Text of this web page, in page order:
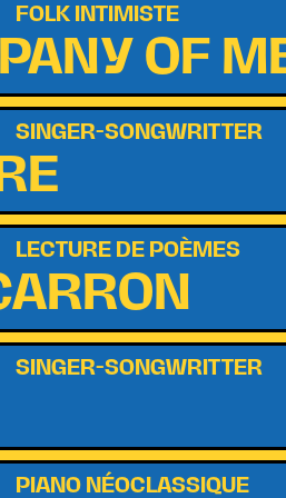
FOLK INTIMISTEOF
SINGER-SONGWRITTER
LECTURE DE POÈMES
SINGER-SONGWRITTER
PIANO NÉOCLASSIQUE